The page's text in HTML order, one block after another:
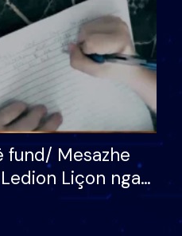
fund/ Mesazhe
Liçon nga
tij, moderatori
Nuk meritoj…